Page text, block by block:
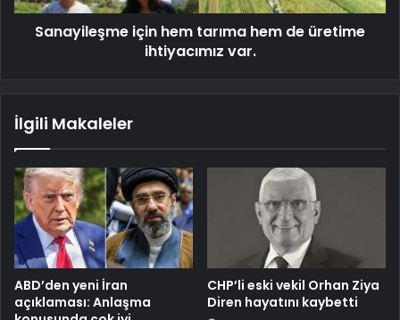
Sanayileşme için hem tarıma hem de üretime
ihtiyacımız var.
İlgili Makaleler
ABD’den yeni İran
açıklaması: Anlaşma
CHP’li eski vekil Orhan Ziya
Diren hayatını kaybetti